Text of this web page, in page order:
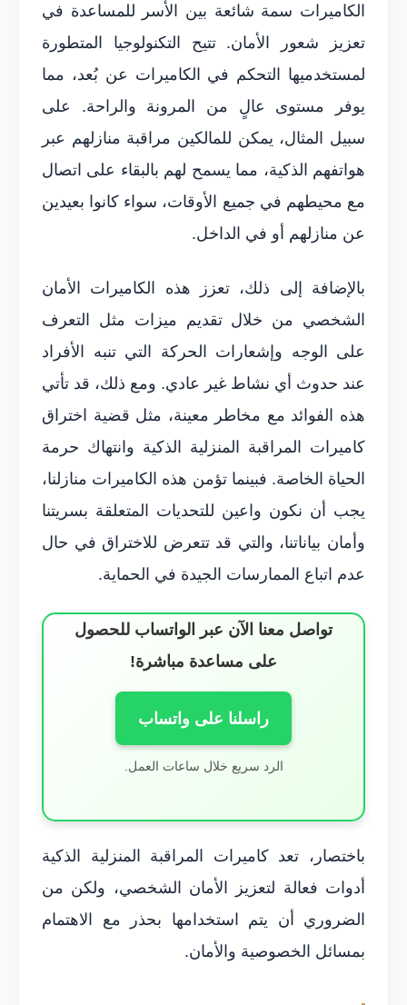
الكاميرات سمة شائعة بين الأسر للمساعدة في
تعزيز شعور الأمان. تتيح التكنولوجيا المتطورة
لمستخدميها التحكم في الكاميرات عن بُعد، مما
يوفر مستوى عالٍ من المرونة والراحة. على
سبيل المثال، يمكن للمالكين مراقبة منازلهم عبر
هواتفهم الذكية، مما يسمح لهم بالبقاء على اتصال
مع محيطهم في جميع الأوقات، سواء كانوا بعيدين
عن منازلهم أو في الداخل.
بالإضافة إلى ذلك، تعزز هذه الكاميرات الأمان
الشخصي من خلال تقديم ميزات مثل التعرف
على الوجه وإشعارات الحركة التي تنبه الأفراد
عند حدوث أي نشاط غير عادي. ومع ذلك، قد تأتي
هذه الفوائد مع مخاطر معينة، مثل قضية اختراق
كاميرات المراقبة المنزلية الذكية وانتهاك حرمة
الحياة الخاصة. فبينما تؤمن هذه الكاميرات منازلنا،
يجب أن نكون واعين للتحديات المتعلقة بسريتنا
وأمان بياناتنا، والتي قد تتعرض للاختراق في حال
عدم اتباع الممارسات الجيدة في الحماية.
تواصل معنا الآن عبر الواتساب للحصول
على مساعدة مباشرة!
راسلنا على واتساب
الرد سريع خلال ساعات العمل.
باختصار، تعد كاميرات المراقبة المنزلية الذكية
أدوات فعالة لتعزيز الأمان الشخصي، ولكن من
الضروري أن يتم استخدامها بحذر مع الاهتمام
بمسائل الخصوصية والأمان.